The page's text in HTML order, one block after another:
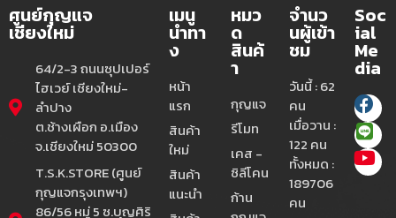
ศูนย์กุญแจ
เชียงใหม่
64/2-3 ถนนซุปเปอร์
ไฮเวย์ เชียงใหม่-
ลำปาง
ต.ช้างเผือก อ.เมือง
จ.เชียงใหม่ 50300
T.S.K.STORE (ศูนย์
กุญแจกรุงเทพฯ)
86/56 หมู่ 5 ซ.บุญศิริ
เมนู
นำทา
ง
หน้า
แรก
สินค้า
ใหม่
สินค้า
แนะนำ
หมว
ด
สินค้
า
กุญแจ
รีโมท
เคส -
ซิลีโคน
ก้าน
จำนว
นผู้เข้า
ชม
วันนี้ : 62
คน
เมื่อวาน :
122 คน
ทั้งหมด :
189706
คน
Soc
ial
Me
dia